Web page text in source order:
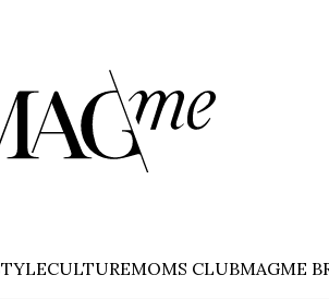
CULTUREMOMS CLUBMAGME